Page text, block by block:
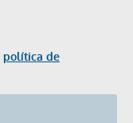
política de